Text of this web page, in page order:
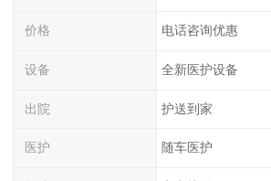
价格 电话咨询优惠
设备 全新医护设备
出院 护送到家
医护 随车医护